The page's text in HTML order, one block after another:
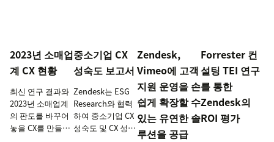
2023년 소매업
계 CX 현황
최신 연구 결과와
2023년 소매업계
의 판도를 바꾸어
놓을 CX를 만들기
중소기업 CX
성숙도 보고서
Zendesk는 ESG
Research와 협력
하여 중소기업 CX
성숙도 및 CX 성공
Zendesk,
Vimeo에 고객
지원 운영을 손
쉽게 확장할 수
있는 유연한 솔
루션을 공급
Forrester 컨
설팅 TEI 연구
를 통한
Zendesk의
ROI 평가